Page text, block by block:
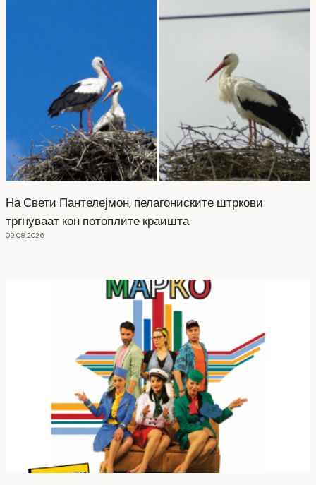
На Свети Пантелејмон, пелагониските штркови
тргнуваат кон потоплите краишта
09.08.2026